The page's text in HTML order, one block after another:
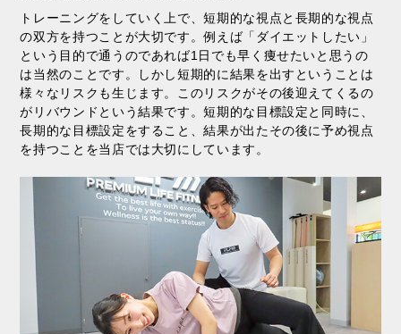
トレーニングをしていく上で、短期的な視点と長期的な視点
の双方を持つことが大切です。例えば「ダイエットしたい」
という目的で通うのであれば1日でも早く痩せたいと思うの
は当然のことです。しかし短期的に結果を出すということは
様々なリスクも生じます。このリスクがその後迎えてくるの
がリバウンドという結果です。短期的な目標設定と同時に、
長期的な目標設定をすること、結果が出たその後に予め視点
を持つことを当店では大切にしています。